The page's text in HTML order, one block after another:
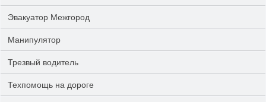
Эвакуатор Межгород
Манипулятор
Трезвый водитель
Техпомощь на дороге